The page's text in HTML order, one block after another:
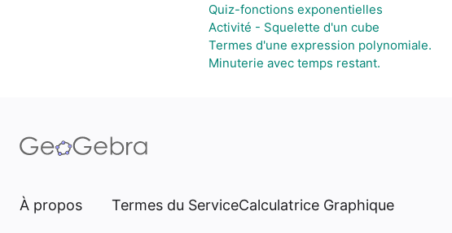
Quiz-fonctions exponentielles
Activité - Squelette d'un cube
Termes d'une expression polynomiale.
Minuterie avec temps restant.
À propos Termes du ServiceCalculatrice Graphique